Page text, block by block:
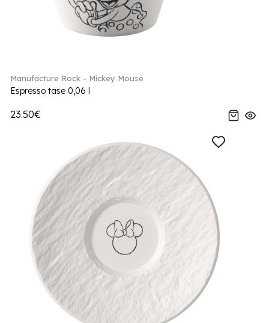
Manufacture Rock - Mickey Mouse
Espresso tase 0,06 l
23.50€